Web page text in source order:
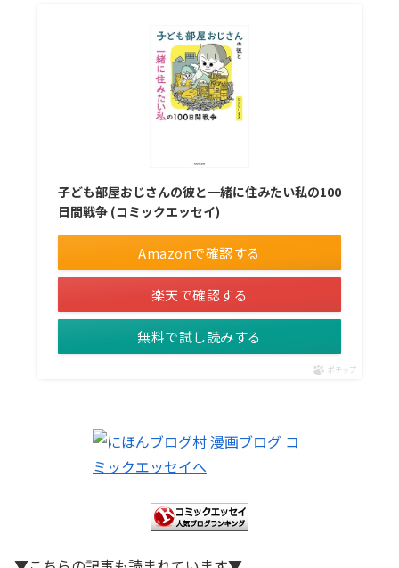
子ども部屋おじさんの彼と一緒に住みたい私の100
日間戦争 (コミックエッセイ)
Amazonで確認する
楽天で確認する
無料で試し読みする
ポチップ